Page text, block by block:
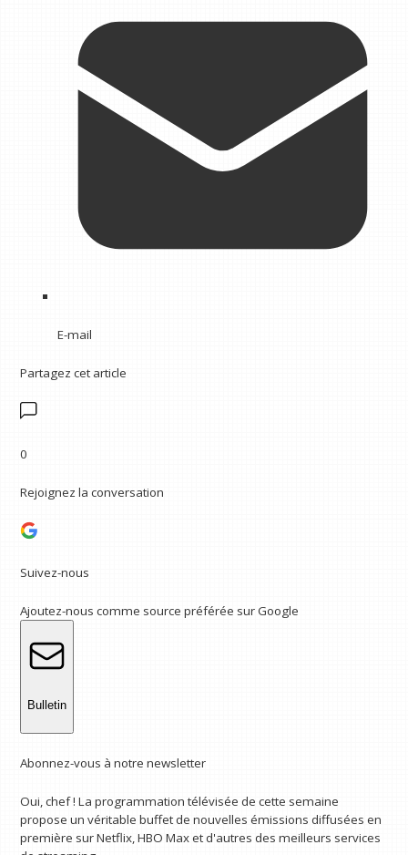
E-mail
Partagez cet article
0
Rejoignez la conversation
Suivez-nous
Ajoutez-nous comme source préférée sur Google
Bulletin
Abonnez-vous à notre newsletter
Oui, chef ! La programmation télévisée de cette semaine
propose un véritable buffet de nouvelles émissions diffusées en
première sur Netflix, HBO Max et d'autres des meilleurs services